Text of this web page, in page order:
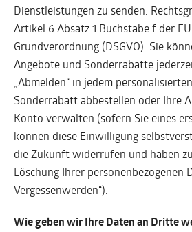
Dienstleistungen zu senden.
Artikel 6 Absatz 1 Buchstabe f der
Grundverordnung (DSGVO). Sie
Angebote und Sonderrabatte
„Abmelden“ in jedem
Sonderrabatt abbestellen oder Ihre
Konto verwalten (sofern Sie eines
können diese Einwilligung
die Zukunft widerrufen und haben
Löschung Ihrer personenbezogenen
Vergessenwerden“).
Wie geben wir Ihre Daten an Dritte